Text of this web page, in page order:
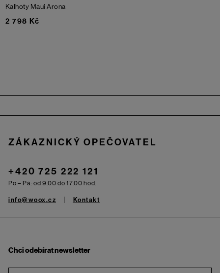
Kalhoty MauiArona
2 798 Kč
ZÁKAZNICKÝ OPEČOVATEL
+420 725 222 121
Po – Pá: od 9.00 do 17.00 hod.
info@woox.cz Kontakt
Chci odebírat newsletter